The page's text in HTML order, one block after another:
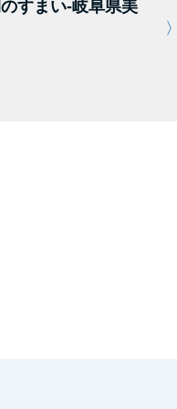
すまい-岐阜県美